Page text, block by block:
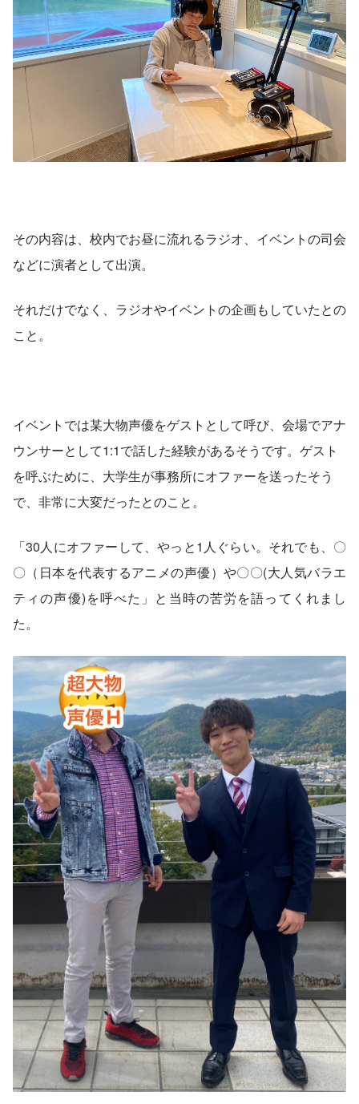
その内容は、校内でお昼に流れるラジオ、イベントの司会
などに演者として出演。
それだけでなく、ラジオやイベントの企画もしていたとの
こと。
イベントでは某大物声優をゲストとして呼び、会場でアナ
ウンサーとして1:1で話した経験があるそうです。ゲスト
を呼ぶために、大学生が事務所にオファーを送ったそう
で、非常に大変だったとのこと。
「30人にオファーして、やっと1人ぐらい。それでも、〇
〇（日本を代表するアニメの声優）や〇〇(大人気バラエ
ティの声優)を呼べた」と当時の苦労を語ってくれまし
た。